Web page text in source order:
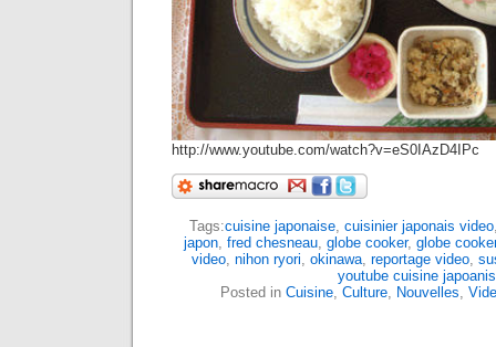
http://www.youtube.com/watch?v=eS0IAzD4IPc
Tags:cuisine japonaise, cuisinier japonais video
japon, fred chesneau, globe cooker, globe
video nihon ryori okinawa reportage video
youtube cuisine
Posted in Cuisine Culture Nouvelles